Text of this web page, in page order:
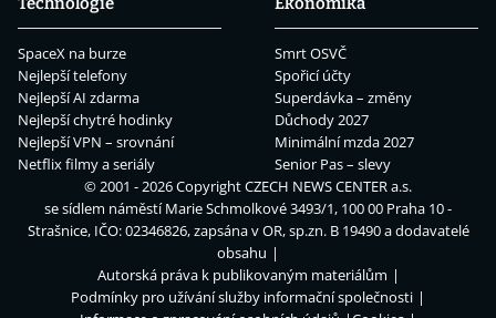
SpaceX na burze
Nejlepší telefony
Nejlepší AI zdarma
Nejlepší chytré hodinky
Nejlepší VPN – srovnání
Netflix filmy a seriály
Smrt OSVČ
Spořicí účty
Superdávka – změny
Důchody 2027
Minimální mzda 2027
Senior Pas – slevy
© 2001 - 2026 CopyrightCZECH NEWS CENTER a.s.
se sídlem náměstí Marie Schmolkové 3493/1, 100 00 Praha 10 -
Strašnice, IČO: 02346826, zapsána v OR, sp.zn. B 19490 a dodavatelé
obsahu
Autorská práva k publikovaným materiálům
Podmínky pro užívání služby informační společnosti